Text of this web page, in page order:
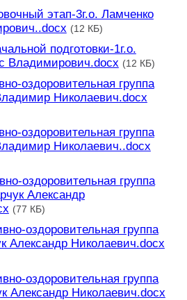
этап-3г.о. Ламченко
(12 КБ)
подготовки-1г.о.
Владимирович.docx (12 КБ)
оздоровительная группа
Николаевич.docx
оздоровительная группа
Николаевич..docx
оздоровительная группа
Александр
(77 КБ)
оздоровительная группа
Александр Николаевич.docx
оздоровительная группа
Александр Николаевич.docx